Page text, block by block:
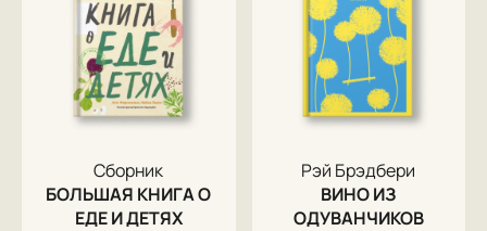
Сборник
БОЛЬШАЯ КНИГА О
ЕДЕ И ДЕТЯХ
Рэй Брэдбери
ВИНО ИЗ
ОДУВАНЧИКОВ